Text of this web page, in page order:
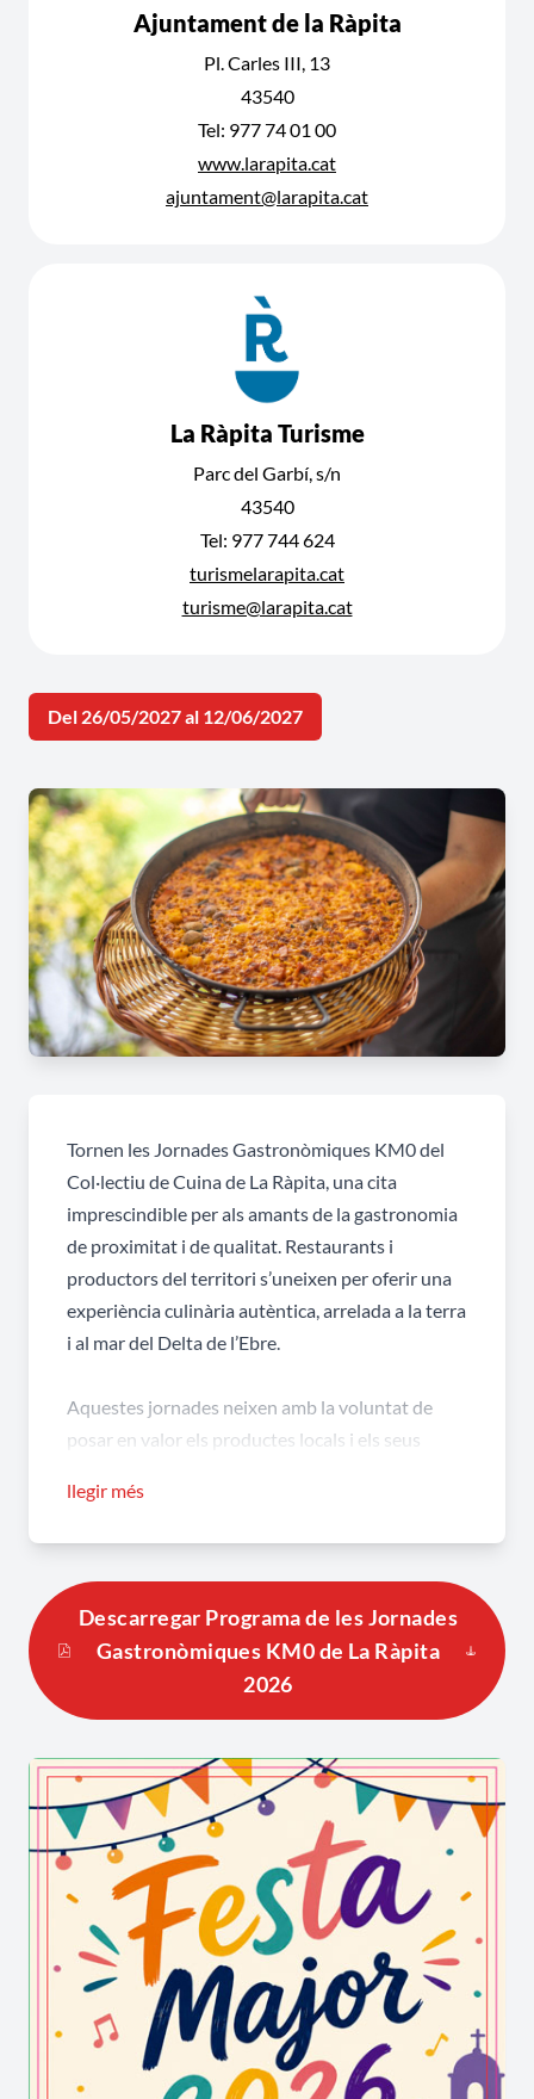
Ajuntament de la Ràpita
Pl. Carles III, 13
43540
Tel: 977 74 01 00
www.larapita.cat
ajuntament@larapita.cat
La Ràpita Turisme
Parc del Garbí, s/n
43540
Tel: 977 744 624
turismelarapita.cat
turisme@larapita.cat
Del 26/05/2027 al 12/06/2027
Tornen les Jornades Gastronòmiques KM0 del
Col·lectiu de Cuina de La Ràpita, una cita
imprescindible per als amants de la gastronomia
de proximitat i de qualitat. Restaurants i
productors del territori s’uneixen per oferir una
experiència culinària autèntica, arrelada a la terra
i al mar del Delta de l’Ebre.
Aquestes jornades neixen amb la voluntat de
posar en valor els productes locals i els seus
respecte pel paisatge, la tradició i la innovació
llegir més
Descarregar Programa de les Jornades
Gastronòmiques KM0 de La Ràpita
2026